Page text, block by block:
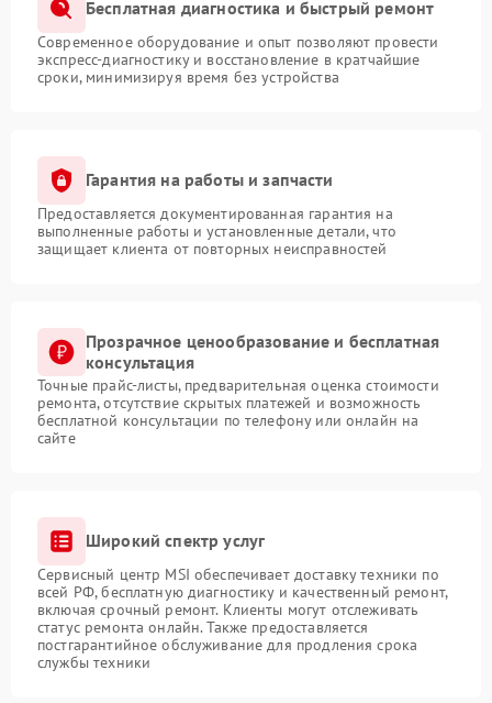
Бесплатная диагностика и быстрый ремонт
Современное оборудование и опыт позволяют провести
экспресс-диагностику и восстановление в кратчайшие
сроки, минимизируя время без устройства
Гарантия на работы и запчасти
Предоставляется документированная гарантия на
выполненные работы и установленные детали, что
защищает клиента от повторных неисправностей
Прозрачное ценообразование и бесплатная
консультация
Точные прайс-листы, предварительная оценка стоимости
ремонта, отсутствие скрытых платежей и возможность
бесплатной консультации по телефону или онлайн на
сайте
Широкий спектр услуг
Сервисный центр MSI обеспечивает доставку техники по
всей РФ, бесплатную диагностику и качественный ремонт,
включая срочный ремонт. Клиенты могут отслеживать
статус ремонта онлайн. Также предоставляется
постгарантийное обслуживание для продления срока
службы техники